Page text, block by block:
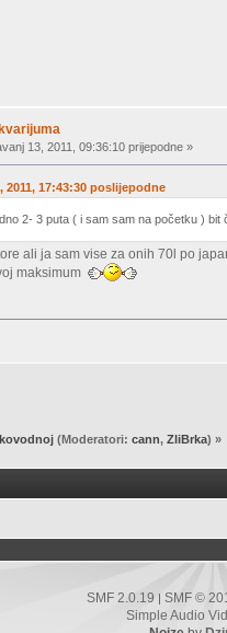
13, 2011, 09:36:10 prijepodne »
17:43:30 poslijepodne
2- 3 puta ( i sam sam na početku ) bit
ali ja sam vise za onih 70l po
maksimum
(Moderatori:cann,ZliBrka) »
SMF 2.0.19 | SMF ©
Simple Audio